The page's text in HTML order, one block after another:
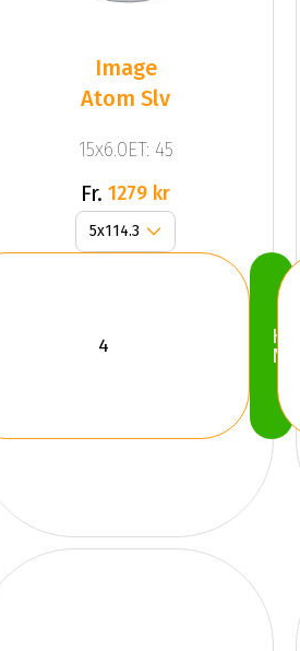
Image
Atom Slv
15x6.0ET: 45
Fr. 1279 kr
Köp
Nu